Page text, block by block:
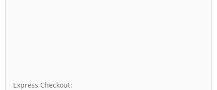
Express Checkout: